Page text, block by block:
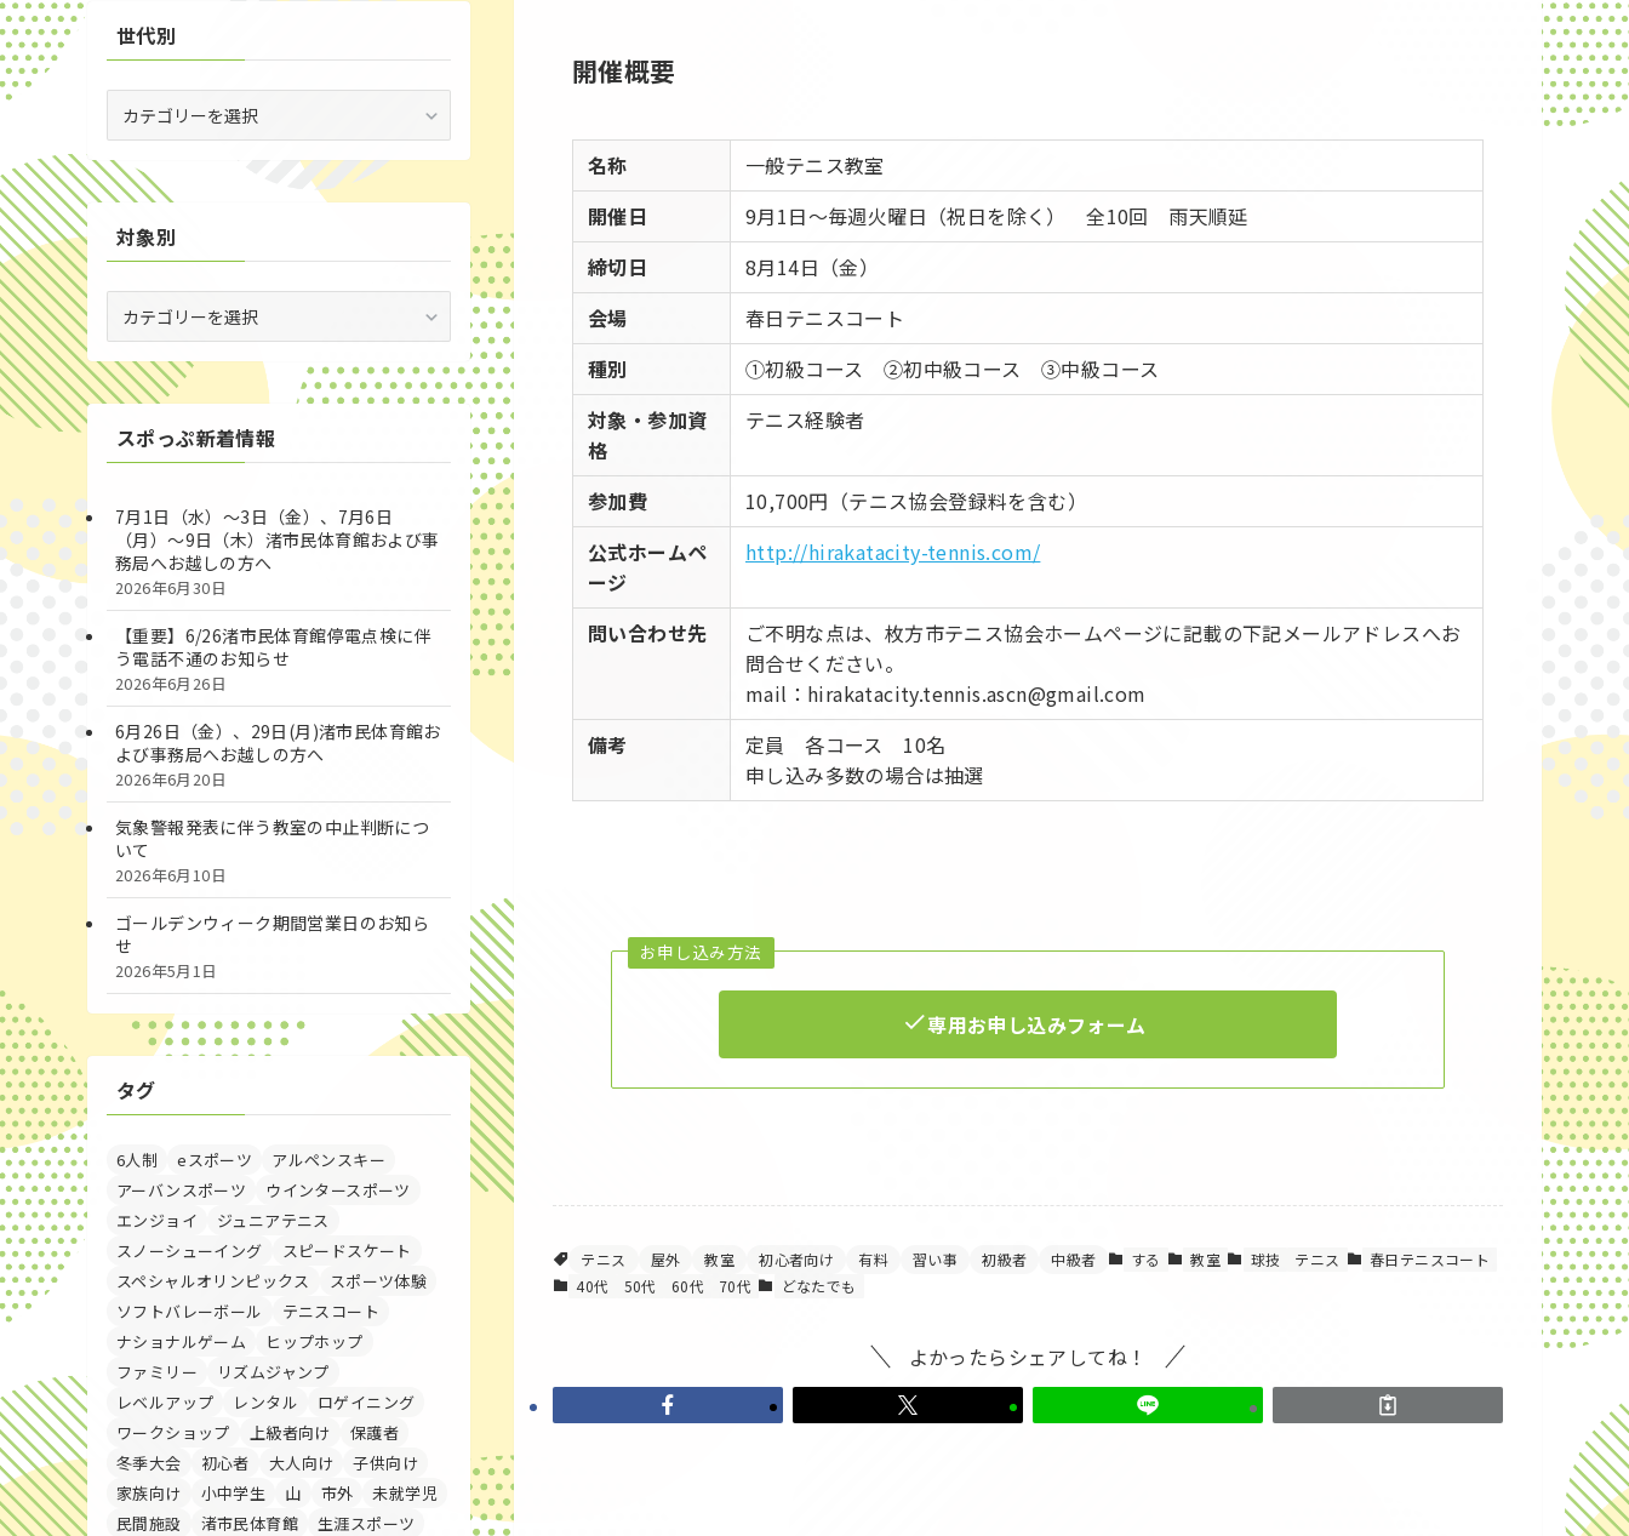
開催概要
名称
一般テニス教室
開催日
9月1日～毎週火曜日（祝日を除く） 全10回 雨天順延
締切日
8月14日（金）
会場
春日テニスコート
種別
①初級コース ②初中級コース ③中級コース
対象・参加資
格
テニス経験者
参加費
10,700円（テニス協会登録料を含む）
公式ホームペ
ージ
http://hirakatacity-tennis.com/
問い合わせ先
ご不明な点は、枚方市テニス協会ホームページに記載の下記メールアドレスへお
問合せください。
mail：hirakatacity.tennis.ascn@gmail.com
備考
定員 各コース 10名
申し込み多数の場合は抽選
お申し込み方法
専用お申し込みフォーム
テニス 屋外 教室 初心者向け 有料 習い事 初級者 中級者 する 教室 球技 テニス
春日テニスコート
40代
50代 60代 70代 どなたでも
よかったらシェアしてね！
世代別
別
対象別
別
スポっぷ新着情報
7月1日（水）～3日（金）、7月6日
（月）～9日（木）渚市民体育館および事
務局へお越しの方へ
2026年6月30日
【重要】6/26渚市民体育館停電点検に伴
う電話不通のお知らせ
2026年6月26日
6月26日（金）、29日(月)渚市民体育館お
よび事務局へお越しの方へ
2026年6月20日
気象警報発表に伴う教室の中止判断につ
いて
2026年6月10日
ゴールデンウィーク期間営業日のお知ら
せ
2026年5月1日
タグ
6人制 eスポーツ
アルペンスキー
アーバンスポーツ
ウインタースポーツ
エンジョイ
ジュニアテニス
スノーシューイング
スピードスケート
スペシャルオリンピックス
スポーツ体験
ソフトバレーボール
テニスコート
ナショナルゲーム
ヒップホップ
ファミリー
リズムジャンプ
レベルアップ
レンタル
ロゲイニング
ワークショップ
上級者向け
保護者
冬季大会
初心者 大人向け
子供向け
家族向け
小中学生 山 市外
未就学児
民間施設
渚市民体育館 生涯スポーツ